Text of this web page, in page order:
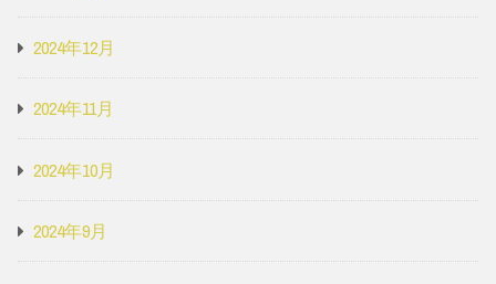
2024年12月
2024年11月
2024年10月
2024年9月